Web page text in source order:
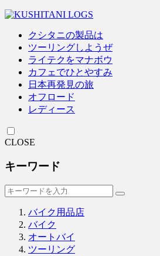
クシタニの製品は
ツーリングしようぜ
ライテクをマナボウ
カフェでひとやすみ
日本再発見の旅
オフロード
レディース
CLOSE
キーワード
バイク用品店
バイク
オートバイ
ツーリング